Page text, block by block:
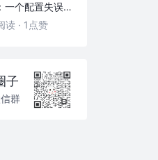
Redis缓存回滚踩坑实录：一个配置失误，让我在凌晨3点丢了3000条数据
读 · 1点赞
子
群